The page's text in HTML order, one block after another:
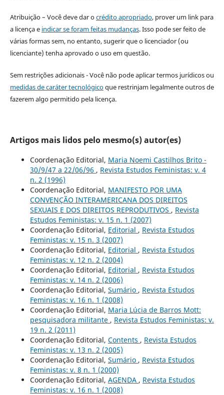
Atribuição – Você deve dar ocrédito apropriado, prover um link para
a licença e indicar se foram feitas mudanças. Isso pode ser feito de
várias formas sem, no entanto, sugerir que o licenciador (ou
licenciante) tenha aprovado o uso em questão.
Sem restrições adicionais - Você não pode aplicar termos jurídicos ou
medidas de caráter tecnológicoque restrinjam legalmente outros de
fazerem algo permitido pela licença.
Artigos mais lidos pelo mesmo(s) autor(es)
Coordenação Editorial, Maria Noemi Castilhos Brito -
30/9/47 a 22/06/96 , Revista Estudos Feministas: v. 4
n. 2 (1996)
Coordenação Editorial, MANIFESTO POR UMA
CONVENÇÃO INTERAMERICANA DOS DIREITOS
SEXUAIS E DOS DIREITOS REPRODUTIVOS , Revista
Estudos Feministas: v. 15 n. 1 (2007)
Coordenação Editorial, Editorial , Revista Estudos
Feministas: v. 15 n. 3 (2007)
Coordenação Editorial, Editorial , Revista Estudos
Feministas: v. 12 n. 2 (2004)
Coordenação Editorial, Editorial , Revista Estudos
Feministas: v. 14 n. 2 (2006)
Coordenação Editorial, Sumário , Revista Estudos
Feministas: v. 16 n. 1 (2008)
Coordenação Editorial, Maria Lúcia de Barros Mott:
pesquisadora militante , Revista Estudos Feministas: v.
19 n. 2 (2011)
Coordenação Editorial, Contents , Revista Estudos
Feministas: v. 13 n. 2 (2005)
Coordenação Editorial, Sumário , Revista Estudos
Feministas: v. 8 n. 1 (2000)
Coordenação Editorial, AGENDA , Revista Estudos
Feministas: v. 16 n. 1 (2008)